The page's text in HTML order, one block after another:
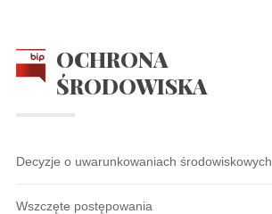
OCHRONA
ŚRODOWISKA
Decyzje o uwarunkowaniach środowiskowych
Wszczęte postępowania